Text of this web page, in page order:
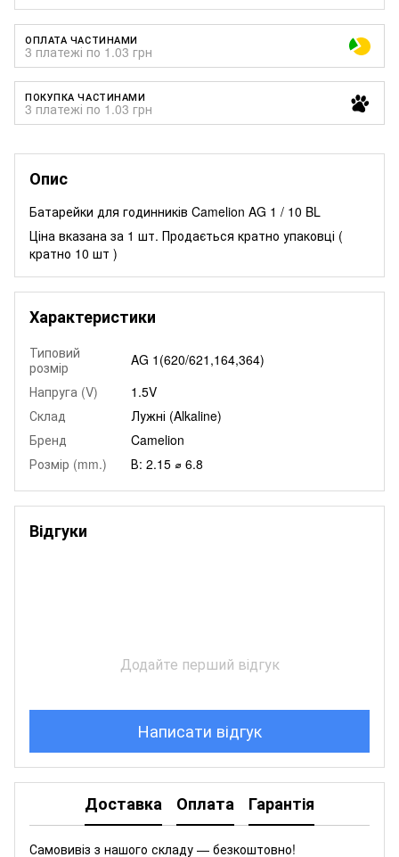
ОПЛАТА ЧАСТИНАМИ
3 платежі по 1.03 грн
ПОКУПКА ЧАСТИНАМИ
3 платежі по 1.03 грн
Опис
Батарейки для годинників Camelion AG 1 / 10 BL
Ціна вказана за 1 шт. Продається кратно упаковці (
кратно 10 шт )
Характеристики
Типовий
розмір
AG 1(620/621,164,364)
Напруга (V)
1.5V
Склад
Лужні (Alkaline)
Бренд
Camelion
Розмір (mm.)
В: 2.15 ⌀ 6.8
Відгуки
Додайте перший відгук
Написати відгук
Доставка Оплата Гарантія
Самовивіз з нашого складу — безкоштовно!